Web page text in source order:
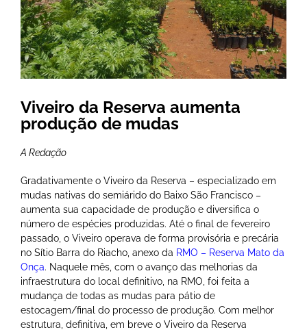
Viveiro da Reserva aumenta
produção de mudas
A Redação
Gradativamente o Viveiro da Reserva – especializado em
mudas nativas do semiárido do Baixo São Francisco –
aumenta sua capacidade de produção e diversifica o
número de espécies produzidas. Até o final de fevereiro
passado, o Viveiro operava de forma provisória e precária
no Sítio Barra do Riacho, anexo da RMO – Reserva Mato da
Onça. Naquele mês, com o avanço das melhorias da
infraestrutura do local definitivo, na RMO, foi feita a
mudança de todas as mudas para pátio de
estocagem/final do processo de produção. Com melhor
estrutura, definitiva, em breve o Viveiro da Reserva